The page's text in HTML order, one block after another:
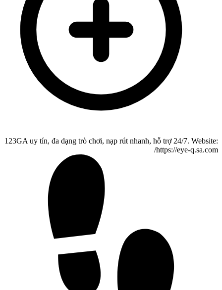
123GA uy tín, đa dạng trò chơi, nạp rút nhanh, hỗ trợ 24/7. Website:
https://eye-q.sa.com/